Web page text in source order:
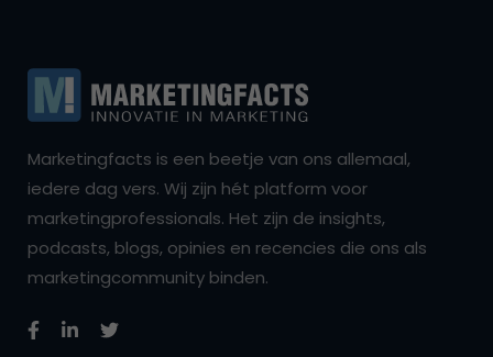
Marketingfacts is een beetje van ons allemaal,
iedere dag vers. Wij zijn hét platform voor
marketingprofessionals. Het zijn de insights,
podcasts, blogs, opinies en recencies die ons als
marketingcommunity binden.